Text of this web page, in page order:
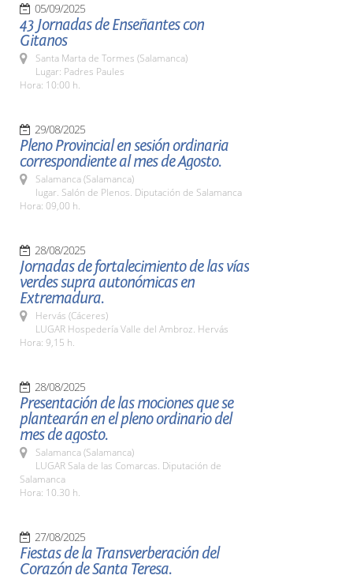
05/09/2025
43 Jornadas de Enseñantes con
Gitanos
Santa Marta de Tormes (Salamanca)
Lugar: Padres Paules
Hora: 10:00 h.
29/08/2025
Pleno Provincial en sesión ordinaria
correspondiente al mes de Agosto.
Salamanca (Salamanca)
lugar. Salón de Plenos. Diputación de Salamanca
Hora: 09,00 h.
28/08/2025
Jornadas de fortalecimiento de las vías
verdes supra autonómicas en
Extremadura.
Hervás (Cáceres)
LUGAR Hospedería Valle del Ambroz. Hervás
Hora: 9,15 h.
28/08/2025
Presentación de las mociones que se
plantearán en el pleno ordinario del
mes de agosto.
Salamanca (Salamanca)
LUGAR Sala de las Comarcas. Diputación de
Salamanca
Hora: 10.30 h.
27/08/2025
Fiestas de la Transverberación del
Corazón de Santa Teresa.